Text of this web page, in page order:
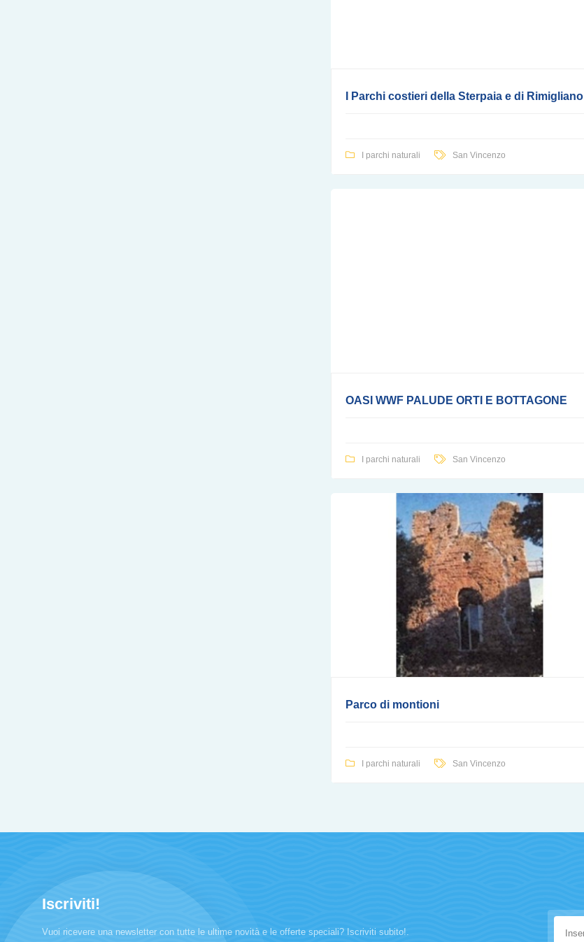
I Parchi costieri della Sterpaia e di Rimigliano
I parchi naturali San Vincenzo
OASI WWF PALUDE ORTI E BOTTAGONE
I parchi naturali San Vincenzo
Parco di montioni
I parchi naturali San Vincenzo
Iscriviti!
Vuoi ricevere una newsletter con tutte le ultime novità e le offerte speciali? Iscriviti subito!.